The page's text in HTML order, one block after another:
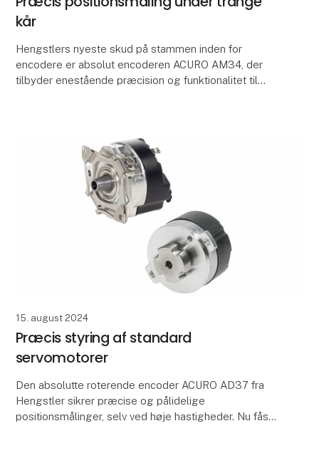
kår
Hengstlers nyeste skud på stammen inden for
encodere er absolut encoderen ACURO AM34, der
tilbyder enestående præcision og funktionalitet til
15. august 2024
Præcis styring af standard
servomotorer
Den absolutte roterende encoder ACURO AD37 fra
Hengstler sikrer præcise og pålidelige
positionsmålinger, selv ved høje hastigheder. Nu fås